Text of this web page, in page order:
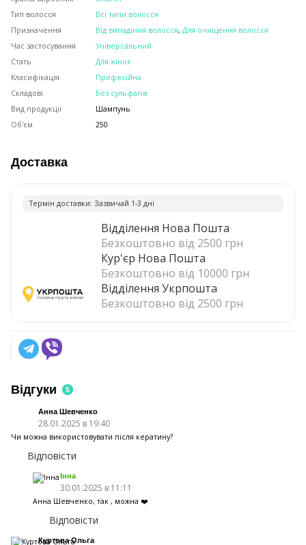
Тип волосся
Всі типи волосся
Призначення
Від випадіння волосся, Для очищення волосся
Час застосування
Універсальний
Стать
Для жінок
Класифікація
Професійна
Складові
Без сульфатів
Вид продукції
Шампунь
Об'єм
250
Доставка
Термiн доставки: Зазвичай 1-3 днi
Відділення Нова Пошта
Безкоштовно від 2500 грн
Кур'єр Нова Пошта
Безкоштовно від 10000 грн
Відділення Укрпошта
Безкоштовно від 2500 грн
Відгуки 5
Анна Шевченко
28.01.2025 в 19:40
Чи можна використовувати після кератину?
Відповісти
Інна
30.01.2025 в 11:11
Анна Шевченко, так , можна ❤️
Відповісти
Куртова Ольга